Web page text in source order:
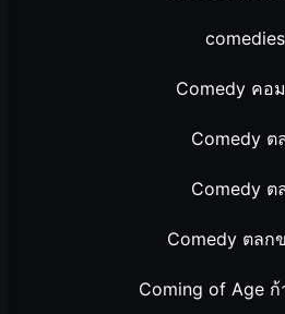
comedies
Comedy คอ
Comedy ต
Comedy ต
Comedy ตลก
Coming of Age ก้